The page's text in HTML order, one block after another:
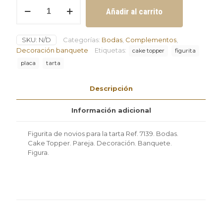
tarta
7139
Añadir al carrito
SKU: N/D Categorías: Bodas Complementos
Decoración banquete
Etiquetas: cake topper
figurita
placa
tarta
Descripción
Información adicional
Figurita de novios para la tarta Ref. 7139. Bodas.
Cake Topper. Pareja. Decoración. Banquete.
Figura.